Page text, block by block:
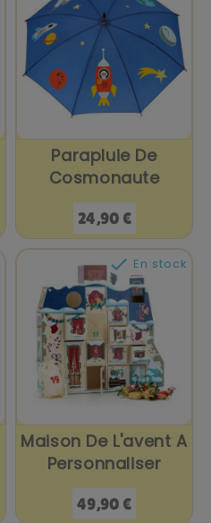
Parapluie De
Cosmonaute
Prix
24,90 €
 En stock
Maison De L'avent A
Personnaliser
Prix
49,90 €